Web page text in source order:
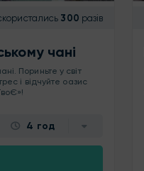
300 разів
чані
Пориньте у світ
і відчуйте оазис
4 год